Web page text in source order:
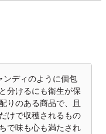
ンディのように個包
分けるにも衛生が保
りのある商品で、且
けで収穫されるもの
で味も心も満たされ